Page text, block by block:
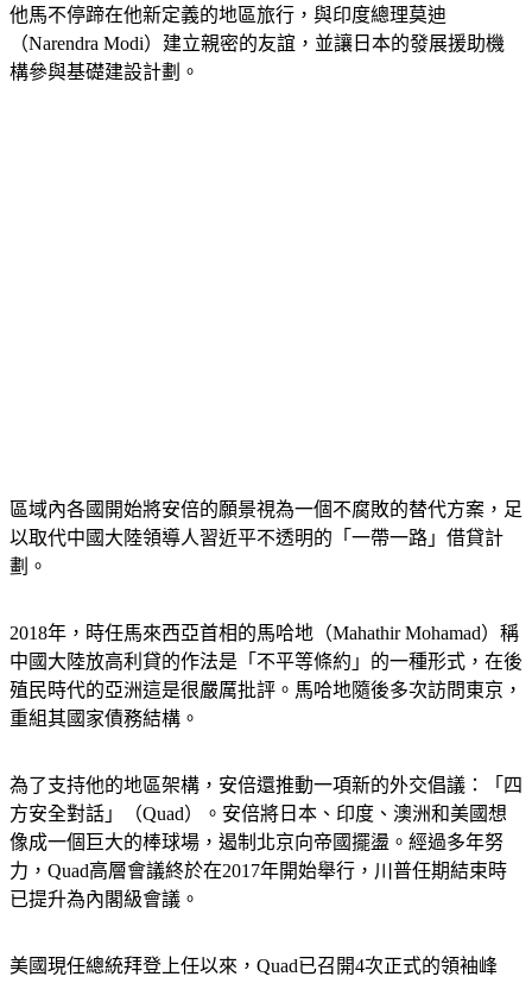
他馬不停蹄在他新定義的地區旅行，與印度總理莫迪
（Narendra Modi）建立親密的友誼，並讓日本的發展援助機
構參與基礎建設計劃。
區域內各國開始將安倍的願景視為一個不腐敗的替代方案，足
以取代中國大陸領導人習近平不透明的「一帶一路」借貸計
劃。
2018年，時任馬來西亞首相的馬哈地（Mahathir Mohamad）稱
中國大陸放高利貸的作法是「不平等條約」的一種形式，在後
殖民時代的亞洲這是很嚴厲批評。馬哈地隨後多次訪問東京，
重組其國家債務結構。
為了支持他的地區架構，安倍還推動一項新的外交倡議：「四
方安全對話」（Quad）。安倍將日本、印度、澳洲和美國想
像成一個巨大的棒球場，遏制北京向帝國擺盪。經過多年努
力，Quad高層會議終於在2017年開始舉行，川普任期結束時
已提升為內閣級會議。
美國現任總統拜登上任以來，Quad已召開4次正式的領袖峰